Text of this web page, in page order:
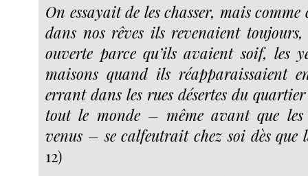
On essayait de les chasser, mais
dans nos rêves ils revenaient
ouverte parce qu’ils avaient soif, les
maisons quand ils réapparaissaient
errant dans les rues désertes du
tout le monde ­– même avant que les
venus –­ se calfeutrait chez soi dès
12)